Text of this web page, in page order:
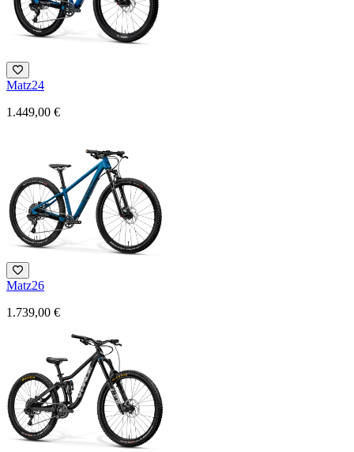
Matz24
1.449,00 €
Matz26
1.739,00 €